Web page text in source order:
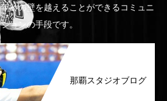
齢の壁を越えることができるコミュニ
ョンの手段です。
那覇スタジオブログ